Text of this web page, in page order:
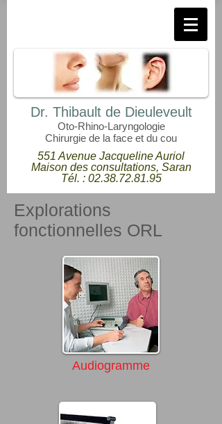
Dr. Thibault de Dieuleveult
Oto-Rhino-Laryngologie
Chirurgie de la face et du cou
551 Avenue Jacqueline Auriol
Maison des consultations, Saran
Tél. : 02.38.72.81.95
Explorations
fonctionnelles ORL
Audiogramme